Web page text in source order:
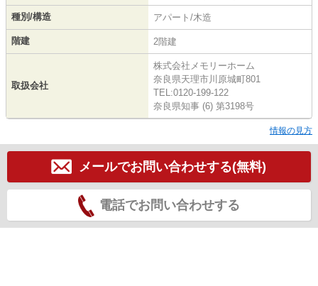
種別/構造 アパート/木造
階建 2階建
取扱会社
株式会社メモリーホーム
奈良県天理市川原城町801
TEL:0120-199-122
奈良県知事 (6) 第3198号
情報の見方
メールでお問い合わせする(無料)
電話でお問い合わせする